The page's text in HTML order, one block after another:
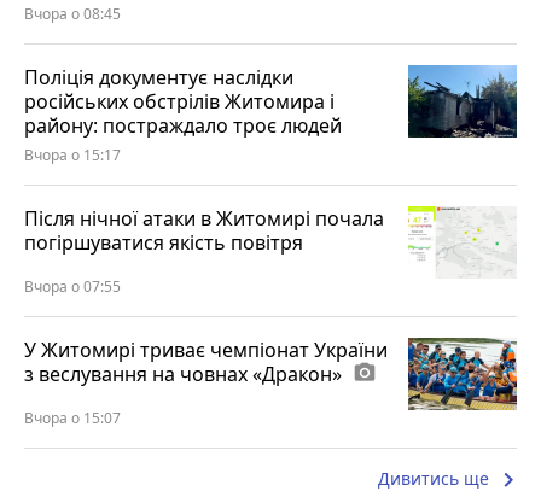
Вчора о 08:45
Поліція документує наслідки
російських обстрілів Житомира і
району: постраждало троє людей
Вчора о 15:17
Після нічної атаки в Житомирі почала
погіршуватися якість повітря
Вчора о 07:55
У Житомирі триває чемпіонат України
з веслування на човнах «Дракон» photo_camera
Вчора о 15:07
Дивитись ще keyboard_arrow_right